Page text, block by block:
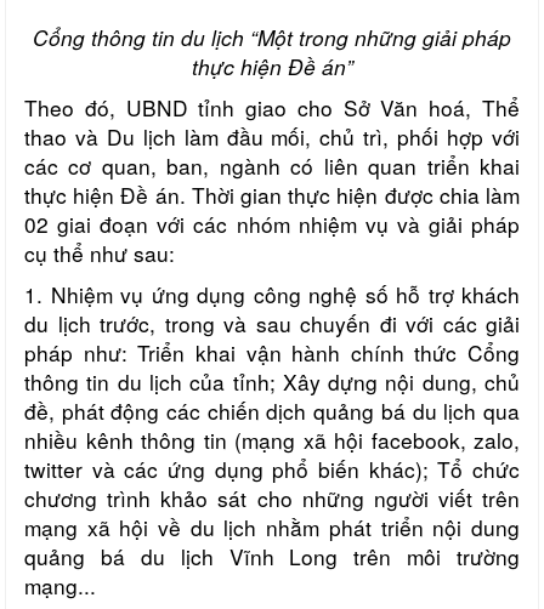
Cổng thông tin du lịch “Một trong những giải pháp
thực hiện Đề án”
Theo đó, UBND tỉnh giao cho Sở Văn hoá, Thể
thao và Du lịch làm đầu mối, chủ trì, phối hợp với
các cơ quan, ban, ngành có liên quan triển khai
thực hiện Đề án. Thời gian thực hiện được chia làm
02 giai đoạn với các nhóm nhiệm vụ và giải pháp
cụ thể như sau:
1. Nhiệm vụ ứng dụng công nghệ số hỗ trợ khách
du lịch trước, trong và sau chuyến đi với các giải
pháp như: Triển khai vận hành chính thức Cổng
thông tin du lịch của tỉnh; Xây dựng nội dung, chủ
đề, phát động các chiến dịch quảng bá du lịch qua
nhiều kênh thông tin (mạng xã hội facebook, zalo,
twitter và các ứng dụng phổ biến khác); Tổ chức
chương trình khảo sát cho những người viết trên
mạng xã hội về du lịch nhằm phát triển nội dung
quảng bá du lịch Vĩnh Long trên môi trường
mạng...